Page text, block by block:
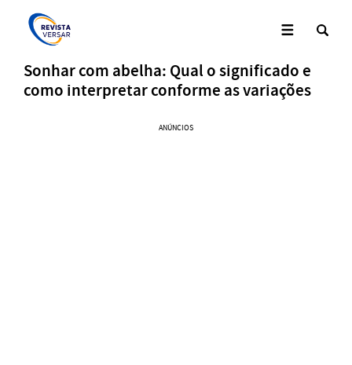
Sonhar com abelha: Qual o significado e
como interpretar conforme as variações
ANÚNCIOS